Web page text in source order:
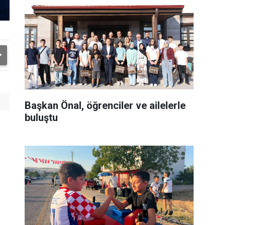
Başkan Önal, öğrenciler ve ailelerle
buluştu